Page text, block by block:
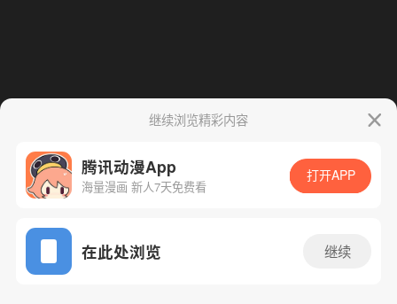
App免费看
继续浏览精彩内容
腾讯动漫App
海量漫画 新人7天免费看
打开APP
在此处浏览 继续